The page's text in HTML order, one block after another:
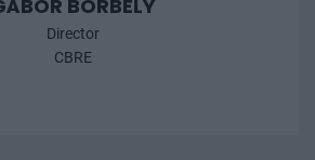
BORBÉLY
Director
CBRE